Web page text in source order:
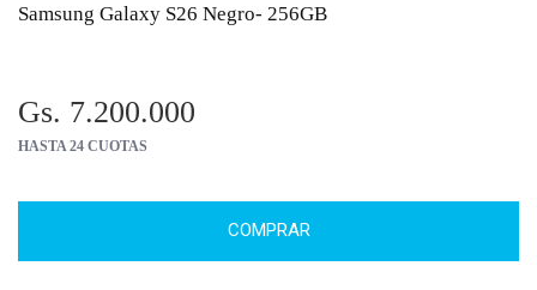
Samsung Galaxy S26 Negro- 256GB
Gs. 7.200.000
HASTA 24 CUOTAS
COMPRAR